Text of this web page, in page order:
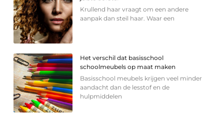
Krullend haar vraagt om een andere
aanpak dan steil haar. Waar een
Het verschil dat basisschool
schoolmeubels op maat maken
Basisschool meubels krijgen veel minder
aandacht dan de lesstof en de
hulpmiddelen